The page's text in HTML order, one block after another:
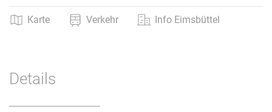
Karte Verkehr Info Eimsbüttel
Details